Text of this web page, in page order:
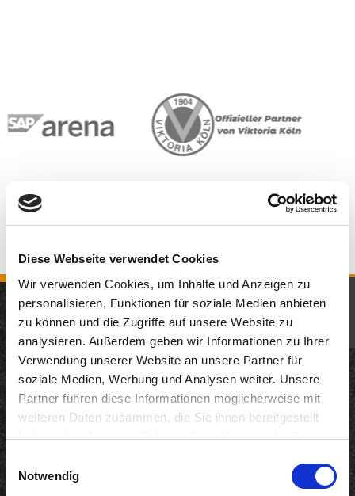
Diese Webseite verwendet Cookies
Wir verwenden Cookies, um Inhalte und Anzeigen zu
personalisieren, Funktionen für soziale Medien anbieten
zu können und die Zugriffe auf unsere Website zu
analysieren. Außerdem geben wir Informationen zu Ihrer
Verwendung unserer Website an unsere Partner für
soziale Medien, Werbung und Analysen weiter. Unsere
Partner führen diese Informationen möglicherweise mit
weiteren Daten zusammen, die Sie ihnen bereitgestellt
haben oder die sie im Rahmen Ihrer Nutzung der Dienste
Cookies, wenn Sie unsere Webseite weiterhin nutzen.
Notwendig
Neuigkeiten
12.05.2026
200 Jahre KD: Remagen und KD starten gemeinsame
22.04.2026
18.03.2026
KOMM IN UNSER TEAM
JETZT BEWERBEN